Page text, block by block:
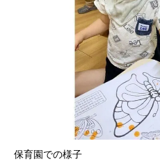
保育園での様子